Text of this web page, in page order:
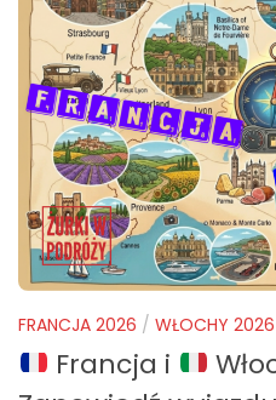
FRANCJA 2026 / WŁOCHY 2026
Francja i